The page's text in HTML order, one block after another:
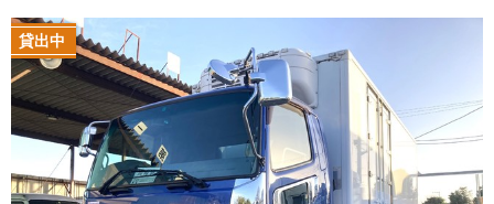
貸出中